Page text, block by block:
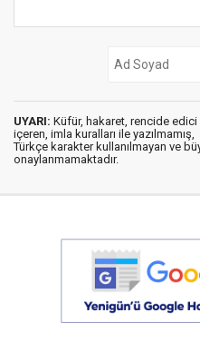
UYARI: Küfür, hakaret, rencide edici
içeren, imla kuralları ile yazılmamış,
Türkçe karakter kullanılmayan ve
onaylanmamaktadır.